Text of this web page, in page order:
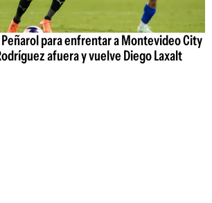
Peñarol para enfrentar a Montevideo City
afuera y vuelve Diego Laxalt